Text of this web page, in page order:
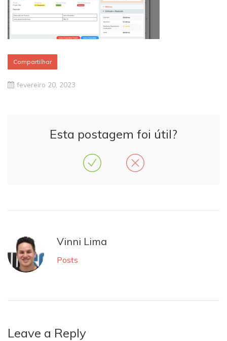
Compartilhar
fevereiro 20, 2023
Esta postagem foi útil?
Vinni Lima
Posts
Leave a Reply